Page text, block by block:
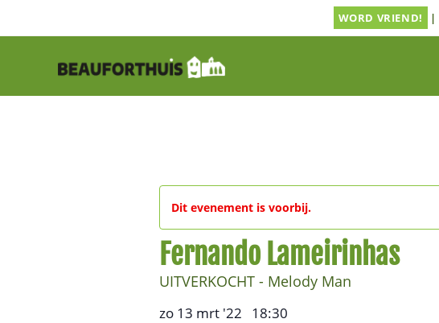
WORD VRIEND! |
Dit evenement is voorbij.
Fernando Lameirinhas
UITVERKOCHT - Melody Man
zo 13 mrt '22 18:30